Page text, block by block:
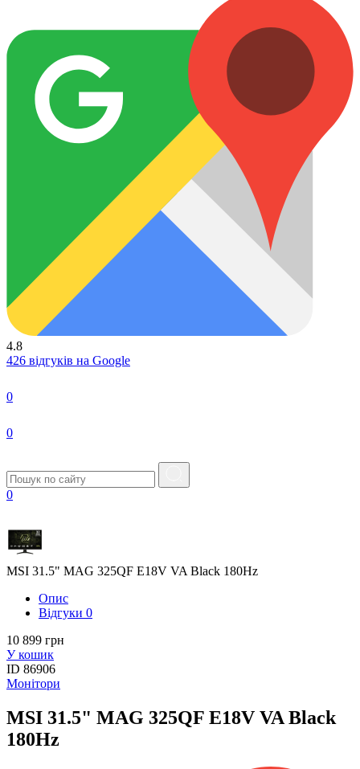
4.8
426 відгуків на Google
0
0
0
MSI 31.5" MAG 325QF E18V VA Black 180Hz
Опис
Вiдгуки 0
10 899 грн
У кошик
ID 86906
Монітори
MSI 31.5" MAG 325QF E18V VA Black
180Hz